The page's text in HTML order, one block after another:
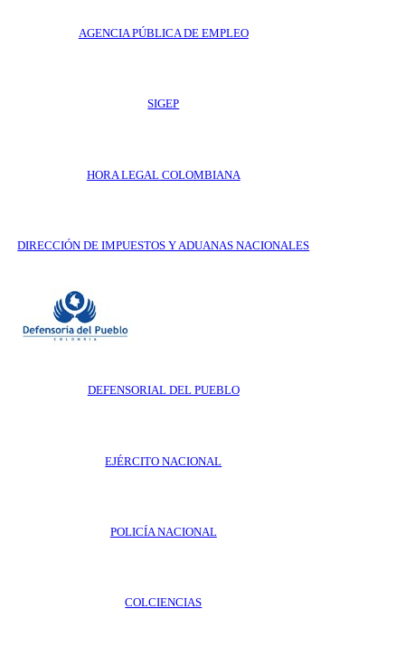
AGENCIA PÚBLICA DE EMPLEO
SIGEP
HORA LEGAL COLOMBIANA
DIRECCIÓN DE IMPUESTOS Y ADUANAS NACIONALES
DEFENSORIAL DEL PUEBLO
EJÉRCITO NACIONAL
POLICÍA NACIONAL
COLCIENCIAS